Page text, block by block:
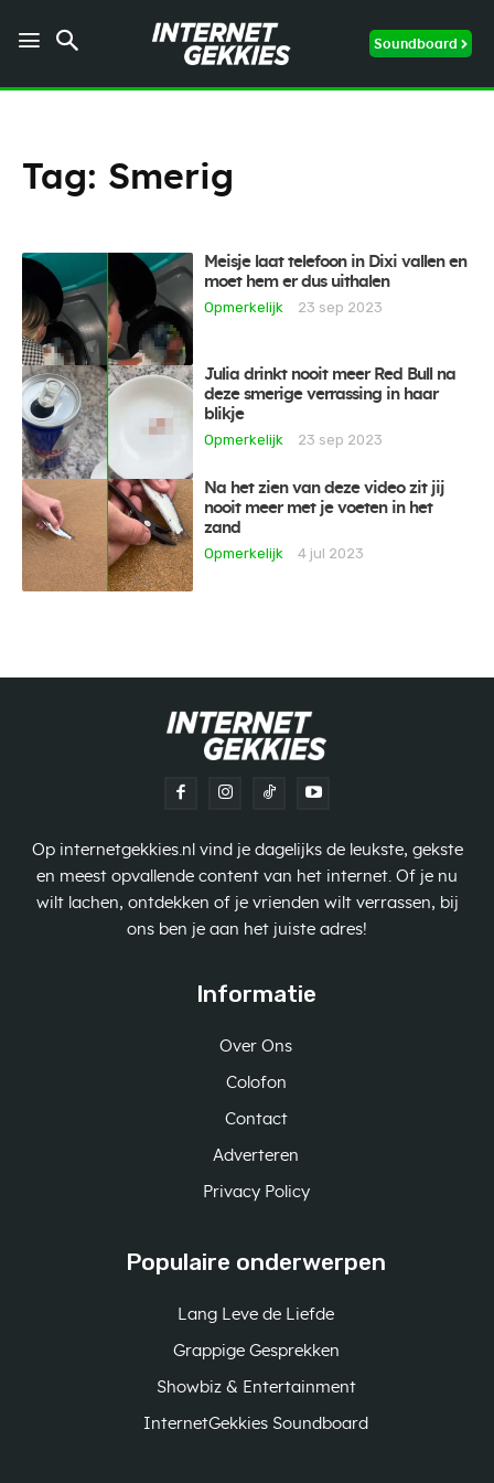
Soundboard
Tag: Smerig
Meisje laat telefoon in Dixi vallen en
moet hem er dus uithalen
Opmerkelijk
23 sep 2023
Julia drinkt nooit meer Red Bull na
deze smerige verrassing in haar
blikje
Opmerkelijk
23 sep 2023
Na het zien van deze video zit jij
nooit meer met je voeten in het
zand
Opmerkelijk
4 jul 2023
Op internetgekkies.nl vind je dagelijks de leukste, gekste
en meest opvallende content van het internet. Of je nu
wilt lachen, ontdekken of je vrienden wilt verrassen, bij
ons ben je aan het juiste adres!
Informatie
Over Ons
Colofon
Contact
Adverteren
Privacy Policy
Populaire onderwerpen
Lang Leve de Liefde
Grappige Gesprekken
Showbiz & Entertainment
InternetGekkies Soundboard